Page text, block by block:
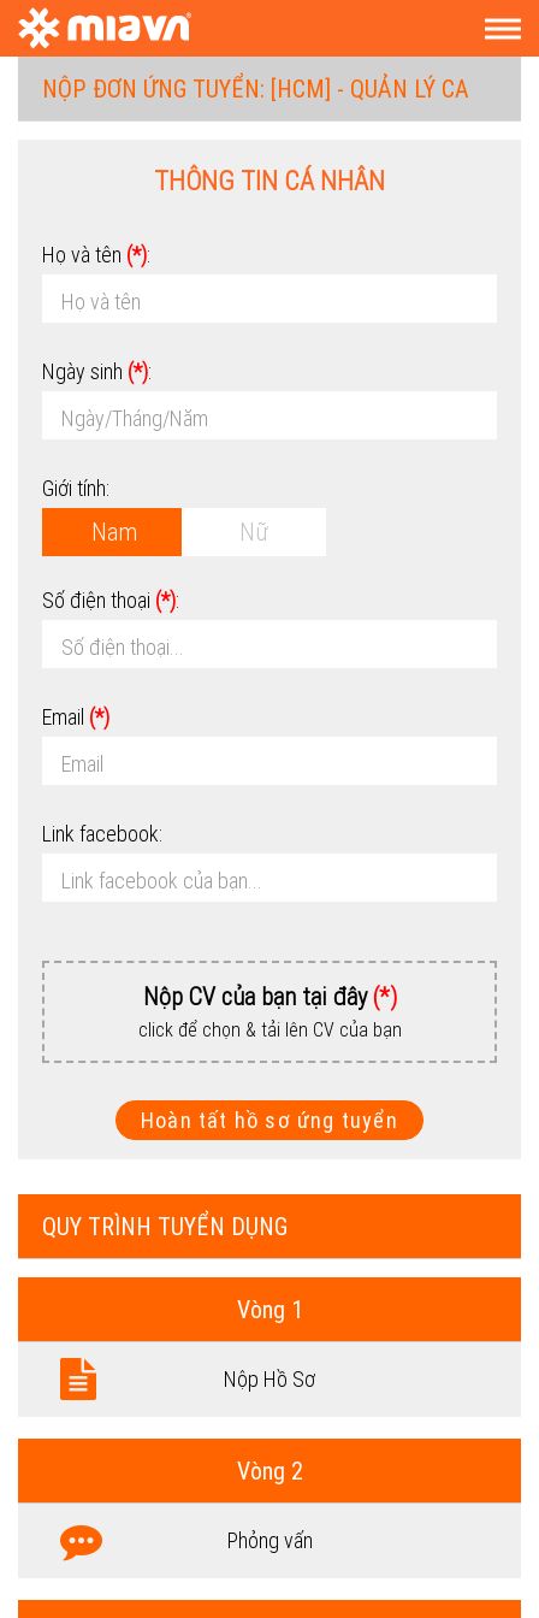
NỘP ĐƠN ỨNG TUYỂN: [HCM] - QUẢN LÝ CA
THÔNG TIN CÁ NHÂN
Họ và tên (*):
Ngày sinh (*):
Giới tính:
Nam Nữ
Số điện thoại (*):
Email (*)
Link facebook:
Nộp CV của bạn tại đây(*)
click để chọn & tải lên CV của bạn
Hoàn tất hồ sơ ứng tuyển
QUY TRÌNH TUYỂN DỤNG
Vòng 1
Nộp Hồ Sơ
Vòng 2
Phỏng vấn